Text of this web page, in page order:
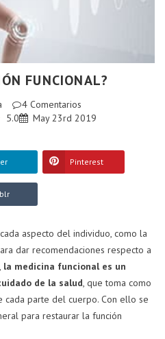
FUNCIONAL?
4 Comentarios
5.0
May 23rd 2019
Pinterest
aspecto del individuo, como la
dar recomendaciones respecto a
la medicina funcional es un
de la salud , que toma como
cada parte del cuerpo. Con ello se
para restaurar la función